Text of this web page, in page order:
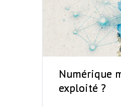
Numérique
exploité ?